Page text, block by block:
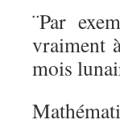
¨Par
vraiment
mois